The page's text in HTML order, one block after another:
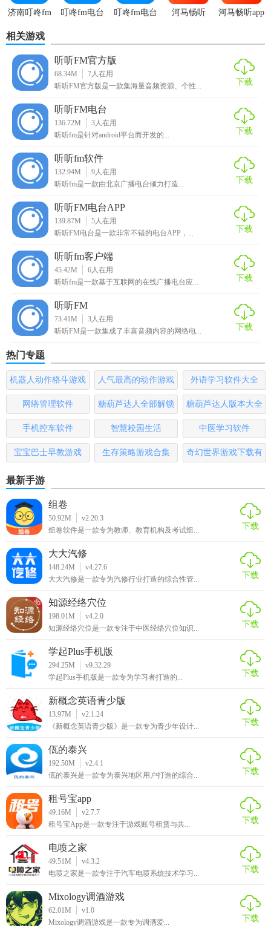
3. 音质优越：提供多种音质选择，满足不同场景下的听觉需
求。
4. 离线功能实用：支持离线下载，无需网络连接也能享受音
频内容。
5. 社区互动性强：用户可以与其他听友互动，分享心得，发
现更多有趣的内容。
【听听fm安卓版推荐】
听听FM安卓版是一款值得推荐的音频播放应用，无论你是想
获取最新的新闻资讯、聆听优美的音乐、还是探索有趣的知
功能、高清的音质以及强大的社区互动功能，使得这款应用
成为众多用户首选的音频播放工具。
济南叮咚fm
叮咚fm电台
叮咚fm电台
河马畅听
河马畅听app
相关游戏
听听FM官方版
68.34M 7人在用
听听FM官方版是一款集海量音频资源、个性...
下载
听听FM电台
136.72M 3人在用
听听fm是针对android平台而开发的...
下载
听听fm软件
132.94M 9人在用
‍‍听听fm是一款由北京广播电台倾力打造...
下载
听听FM电台APP
139.87M 5人在用
听听FM电台是一款非常不错的电台APP，...
下载
听听fm客户端
45.42M 6人在用
听听fm是一款基于互联网的在线广播电台应...
下载
听听FM
73.41M 3人在用
听听FM是一款集成了丰富音频内容的网络电...
下载
热门专题
机器人动作格斗游戏
大全
人气最高的动作游戏
排行榜
外语学习软件大全
网络管理软件
糖葫芦达人全部解锁
版
糖葫芦达人版本大全
手机控车软件 智慧校园生活 中医学习软件
宝宝巴士早教游戏 生存策略游戏合集
奇幻世界游戏下载有
最新手游
组卷
50.92M
v2.20.3
组卷软件是一款专为教师、教育机构及考试组...
下载
大大汽修
148.24M
v4.27.6
大大汽修是一款专为汽修行业打造的综合性管...
下载
知源经络穴位
198.01M
v4.2.0
知源经络穴位是一款专注于中医经络穴位知识...
下载
学起Plus手机版
294.25M
v9.32.29
学起Plus手机版是一款专为学习者打造的...
下载
新概念英语青少版
13.97M
v2.1.24
《新概念英语青少版》是一款专为青少年设计...
下载
佤的泰兴
192.50M
v2.4.1
佤的泰兴是一款专为泰兴地区用户打造的综合...
下载
租号宝app
49.16M
v2.7.7
租号宝App是一款专注于游戏账号租赁与共...
下载
电喷之家
49.51M
v4.3.2
电喷之家是一款专注于汽车电喷系统技术学习...
下载
Mixology调酒游戏
62.01M
v1.0
Mixology调酒游戏是一款专为调酒爱...
下载